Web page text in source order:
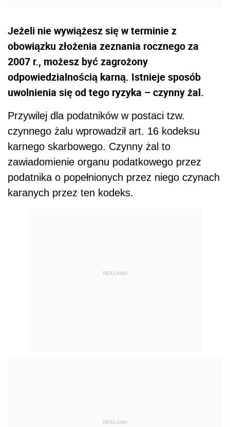
Jeżeli nie wywiążesz się w terminie z
obowiązku złożenia zeznania rocznego za
2007 r., możesz być zagrożony
odpowiedzialnością karną. Istnieje sposób
uwolnienia się od tego ryzyka – czynny żal.
Przywilej dla podatników w postaci tzw.
czynnego żalu wprowadził art. 16 kodeksu
karnego skarbowego. Czynny żal to
zawiadomienie organu podatkowego przez
podatnika o popełnionych przez niego czynach
karanych przez ten kodeks.
REKLAMA
REKLAMA